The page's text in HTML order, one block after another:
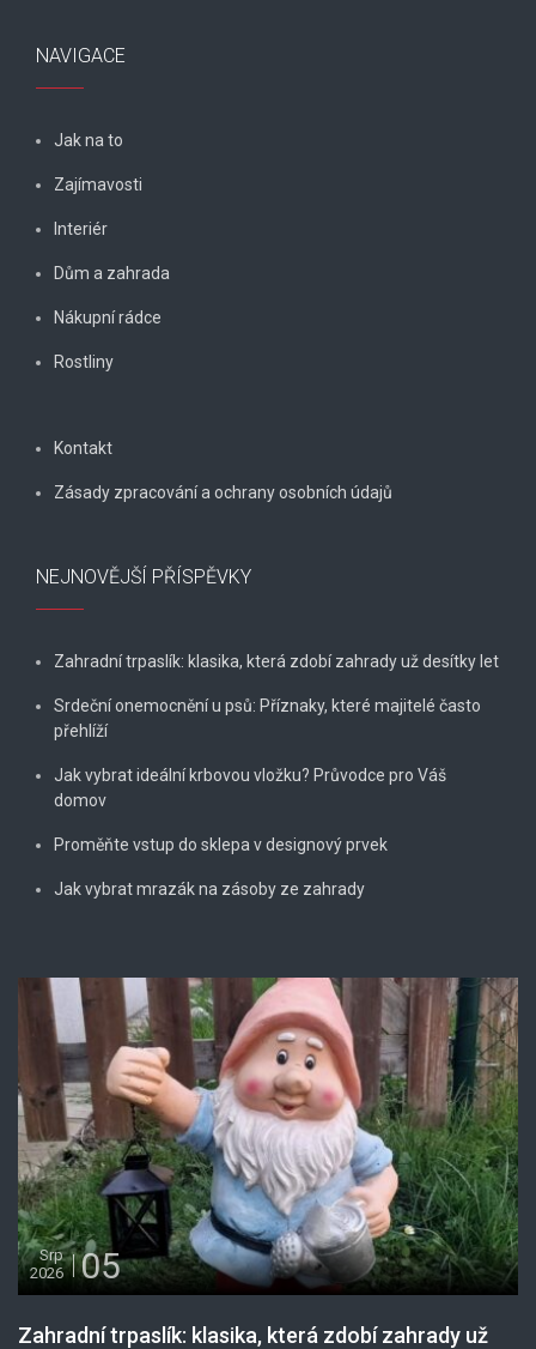
NAVIGACE
Jak na to
Zajímavosti
Interiér
Dům a zahrada
Nákupní rádce
Rostliny
Kontakt
Zásady zpracování a ochrany osobních údajů
NEJNOVĚJŠÍ PŘÍSPĚVKY
Zahradní trpaslík: klasika, která zdobí zahrady už desítky let
Srdeční onemocnění u psů: Příznaky, které majitelé často
přehlíží
Jak vybrat ideální krbovou vložku? Průvodce pro Váš
domov
Proměňte vstup do sklepa v designový prvek
Jak vybrat mrazák na zásoby ze zahrady
Srp
2026
05
Zahradní trpaslík: klasika, která zdobí zahrady už